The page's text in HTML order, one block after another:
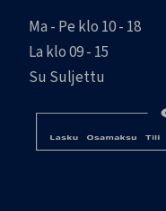
Ma - Pe klo 10 - 18
La klo 09 - 15
Su Suljettu